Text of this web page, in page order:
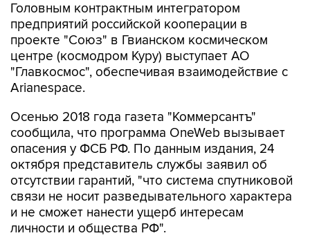
Головным контрактным интегратором
предприятий российской кооперации в
проекте "Союз" в Гвианском космическом
центре (космодром Куру) выступает АО
"Главкосмос", обеспечивая взаимодействие с
Arianespace.
Осенью 2018 года газета "Коммерсантъ"
сообщила, что программа OneWeb вызывает
опасения у ФСБ РФ. По данным издания, 24
октября представитель службы заявил об
отсутствии гарантий, "что система спутниковой
связи не носит разведывательного характера
и не сможет нанести ущерб интересам
личности и общества РФ".